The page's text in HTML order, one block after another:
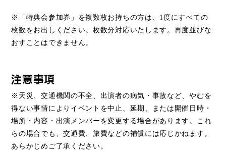
※「特典会参加券」を複数枚お持ちの方は、 1 度にすべての
枚数をお出しください。枚数分対応いたします。再度並びな
おすことはできません。
注意事項
※天災、交通機関の不全、出演者の病気・事故など、やむを
得ない事情によりイベントを中止、延期、または開催日時・
場所・内容・出演メンバーを変更する場合があります。これ
らの場合でも、交通費、旅費などの補償には応じかねます。
あらかじめご了承ください。